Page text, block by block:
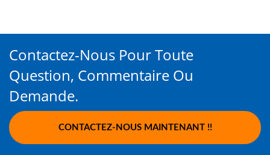
Contactez-Nous Pour Toute
Question, Commentaire Ou
Demande.
CONTACTEZ-NOUS MAINTENANT !!